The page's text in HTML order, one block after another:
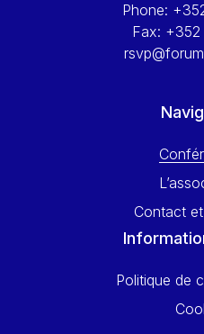
Yossi Beillin
Yves FRANCHET
Phone:
Fax: +352
Contact
Politique de